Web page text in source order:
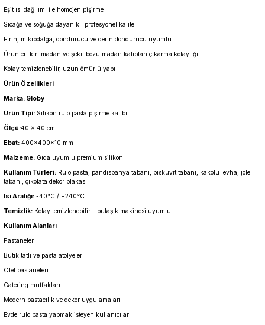
Eşit ısı dağılımı ile homojen pişirme
Sıcağa ve soğuğa dayanıklı profesyonel kalite
Fırın, mikrodalga, dondurucu ve derin dondurucu uyumlu
Ürünleri kırılmadan ve şekil bozulmadan kalıptan çıkarma kolaylığı
Kolay temizlenebilir, uzun ömürlü yapı
Ürün Özellikleri
Marka: Globy
Ürün Tipi: Silikon rulo pasta pişirme kalıbı
Ölçü:40 × 40 cm
Ebat: 400x400x10 mm
Malzeme: Gıda uyumlu premium silikon
Kullanım Türleri: Rulo pasta, pandispanya tabanı, bisküvit tabanı, kakolu levha, jöle
tabanı, çikolata dekor plakası
Isı Aralığı: -40°C / +240°C
Temizlik: Kolay temizlenebilir – bulaşık makinesi uyumlu
Kullanım Alanları
Pastaneler
Butik tatlı ve pasta atölyeleri
Otel pastaneleri
Catering mutfakları
Modern pastacılık ve dekor uygulamaları
Evde rulo pasta yapmak isteyen kullanıcılar